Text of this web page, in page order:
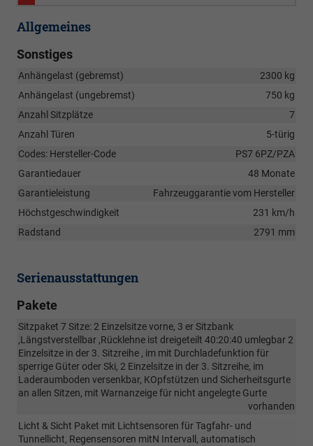
Allgemeines
Sonstiges
Anhängelast (gebremst)
2300 kg
Anhängelast (ungebremst)
750 kg
Anzahl Sitzplätze
7
Anzahl Türen
5-türig
Codes: Hersteller-Code
PS7 6PZ/PZA
Garantiedauer
48 Monate
Garantieleistung
Fahrzeuggarantie vom Hersteller
Höchstgeschwindigkeit
231 km/h
Radstand
2791 mm
Serienausstattungen
Pakete
Sitzpaket 7 Sitze: 2 Einzelsitze vorne, 3 er Sitzbank
,Längstverstellbar ,Rücklehne ist dreigeteilt 40:20:40 umlegbar 2
Einzelsitze in der 3. Sitzreihe , im mit Durchladefunktion für
sperrige Güter oder Ski, 2 Einzelsitze in der 3. Sitzreihe, im
Laderaumboden versenkbar, KOpfstützen und Sicherheitsgurte
an allen Sitzen, mit Warnanzeige für nicht angelegte Gurte
vorhanden
Licht & Sicht Paket mit Lichtsensoren für Tagfahr- und
Tunnellicht, Regensensoren mitN Intervall, automatisch